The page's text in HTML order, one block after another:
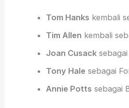
Tom Hanks kembali
Tim Allen kembali
Joan Cusacksebagai
Tony Hale sebagai
Annie Potts sebagai